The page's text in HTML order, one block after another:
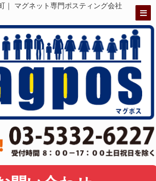
｜ マグネット専門ポスティング会社